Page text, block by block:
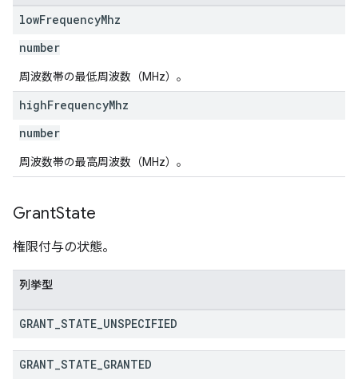
lowFrequencyMhz
number
周波数帯の最低周波数（MHz）。
highFrequencyMhz
number
周波数帯の最高周波数（MHz）。
GrantState
権限付与の状態。
列挙型
GRANT STATE UNSPECIFIED
GRANT STATE GRANTED